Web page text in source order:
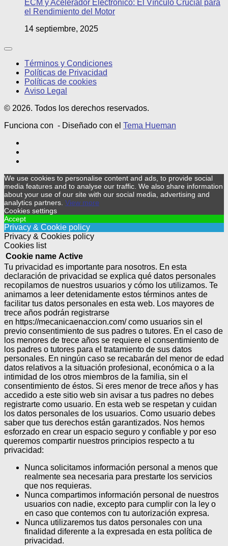
ECM y Acelerador Electrónico: El Vínculo Crucial para
el Rendimiento del Motor
14 septiembre, 2025
Términos y Condiciones
Políticas de Privacidad
Políticas de cookies
Aviso Legal
© 2026. Todos los derechos reservados.
Funciona con - Diseñado con el Tema Hueman
We use cookies to personalise content and ads, to provide social
media features and to analyse our traffic. We also share information
about your use of our site with our social media, advertising and
analytics partners. View more
Cookies settings
Accept
Privacy & Cookie policy
Privacy & Cookies policy
Cookies list
Cookie name Active
Tu privacidad es importante para nosotros. En esta
declaración de privacidad se explica qué datos personales
recopilamos de nuestros usuarios y cómo los utilizamos. Te
animamos a leer detenidamente estos términos antes de
facilitar tus datos personales en esta web. Los mayores de
trece años podrán registrarse
en https://mecanicaenaccion.com/ como usuarios sin el
previo consentimiento de sus padres o tutores. En el caso de
los menores de trece años se requiere el consentimiento de
los padres o tutores para el tratamiento de sus datos
personales. En ningún caso se recabarán del menor de edad
datos relativos a la situación profesional, económica o a la
intimidad de los otros miembros de la familia, sin el
consentimiento de éstos. Si eres menor de trece años y has
accedido a este sitio web sin avisar a tus padres no debes
registrarte como usuario. En esta web se respetan y cuidan
los datos personales de los usuarios. Como usuario debes
saber que tus derechos están garantizados. Nos hemos
esforzado en crear un espacio seguro y confiable y por eso
queremos compartir nuestros principios respecto a tu
privacidad:
Nunca solicitamos información personal a menos que
realmente sea necesaria para prestarte los servicios
que nos requieras.
Nunca compartimos información personal de nuestros
usuarios con nadie, excepto para cumplir con la ley o
en caso que contemos con tu autorización expresa.
Nunca utilizaremos tus datos personales con una
finalidad diferente a la expresada en esta política de
privacidad.